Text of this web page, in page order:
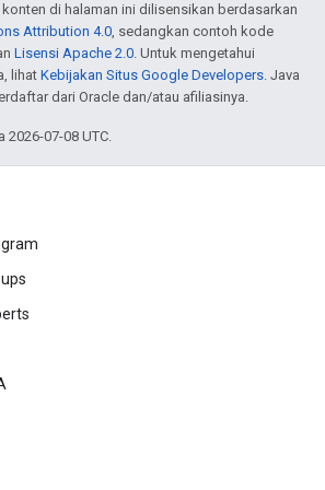
di halaman ini dilisensikan berdasarkan
Attribution 4.0, sedangkan contoh kode
Lisensi Apache 2.0. Untuk mengetahui
lihat Kebijakan Situs Google Developers. Java
dari Oracle dan/atau afiliasinya.
2026-07-08 UTC.